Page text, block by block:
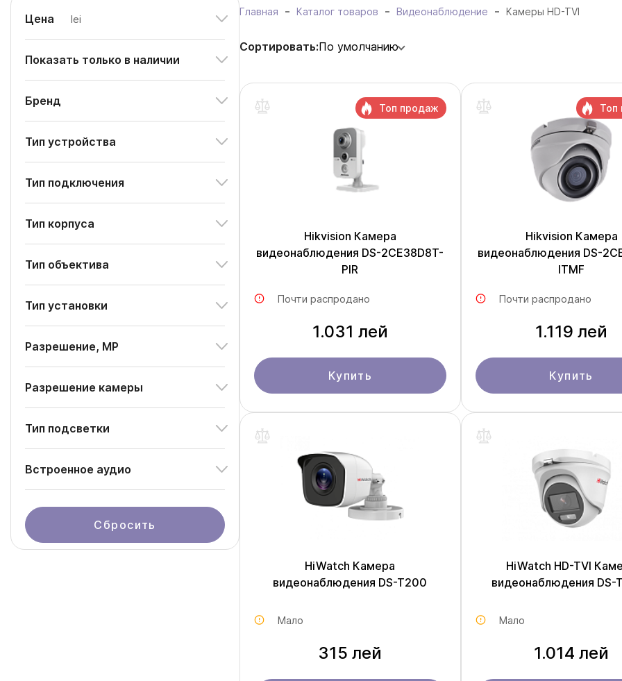
Цена lei
Показать только в наличии
Бренд
Тип устройства
Тип подключения
Тип корпуса
Тип объектива
Тип установки
Разрешение, MP
Разрешение камеры
Тип подсветки
Встроенное аудио
Сбросить
Главная Каталог товаров Видеонаблюдение Камеры HD-TVI
Сортировать:По умолчанию
Hikvision Камера
видеонаблюдения DS-2CE38D8T-
PIR
Почти распродано
1.031 лей
Купить
Топ продаж
Hikvision Камера
видеонаблюдения DS-
ITMF
Почти распродано
1.119 лей
Купить
Топ
HiWatch Камера
видеонаблюдения DS-T200
Мало
315 лей
HiWatch HD-TVI
видеонаблюдения DS-
Мало
1.014 лей